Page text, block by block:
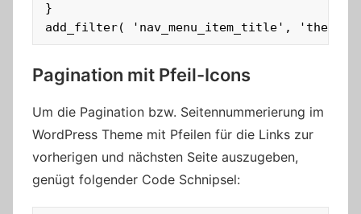
}
add_filter( 'nav_menu_item_title',
Pagination mit Pfeil-Icons
Um die Pagination bzw. Seitennummerierung im
WordPress Theme mit Pfeilen für die Links zur
vorherigen und nächsten Seite auszugeben,
genügt folgender Code Schnipsel: